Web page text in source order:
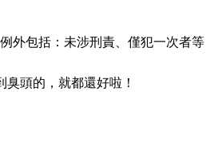
外包括：未涉刑責、僅犯一次者等
頭的，就都還好啦！